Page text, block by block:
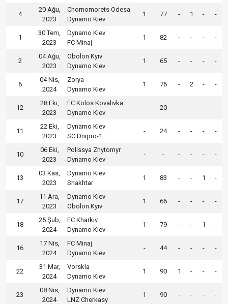
4
20 Ağu,
2023
Chornomorets Odesa
Dynamo Kiev
1 77 - 1 - -
1
30 Tem,
2023
Dynamo Kiev
FC Minaj
1 82 - - - -
2
04 Ağu,
2023
Obolon Kyiv
Dynamo Kiev
1 65 - - - -
6
04 Nis,
2024
Zorya
Dynamo Kiev
1 76 - 2 - -
12
28 Eki,
2023
FC Kolos Kovalivka
Dynamo Kiev
- 20 - - - -
11
22 Eki,
2023
Dynamo Kiev
SC Dnipro-1
- 24 - - - -
10
06 Eki,
2023
Polissya Zhytomyr
Dynamo Kiev
- - - - - -
13
03 Kas,
2023
Dynamo Kiev
Shakhtar
1 83 - - 1 -
17
11 Ara,
2023
Dynamo Kiev
Obolon Kyiv
1 66 - - - -
18
25 Şub,
2024
FC Kharkiv
Dynamo Kiev
1 79 - - 1 -
16
17 Nis,
2024
FC Minaj
Dynamo Kiev
- 44 - - - -
22
31 Mar,
2024
Vorskla
Dynamo Kiev
1 90 1 - - -
23
08 Nis,
2024
Dynamo Kiev
LNZ Cherkasy
1 90 - - - -